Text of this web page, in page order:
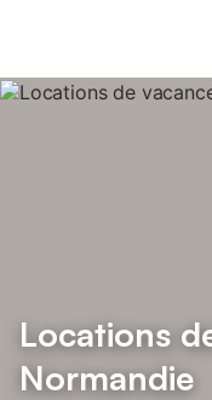
Locations
Normandie